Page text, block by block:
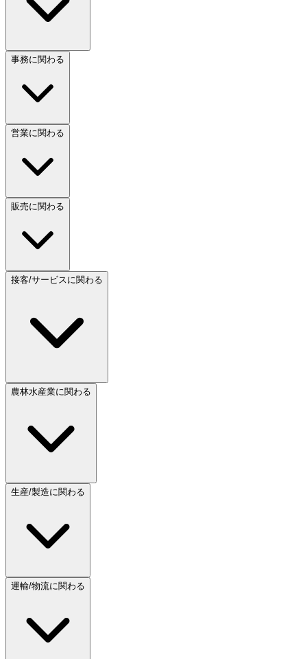
事務に関わる
営業に関わる
販売に関わる
接客/サービスに関わる
農林水産業に関わる
生産/製造に関わる
運輸/物流に関わる